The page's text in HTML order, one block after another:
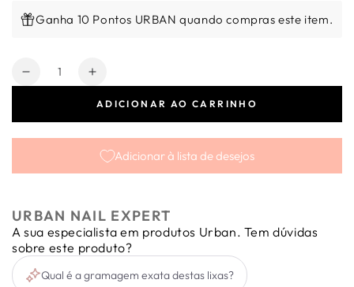
Ganha 10 Pontos URBAN quando compras este item.
Quantidade
Diminuir
Cartão
Mini
3mm
50
unidades
Aumentar
quantidade
de
Cartão
Mini
3mm
50
unidades
ADICIONAR AO CARRINHO
Adicionar à lista de desejos
URBAN NAIL EXPERT
A sua especialista em produtos Urban. Tem dúvidas
sobre este produto?
Qual é a gramagem exata destas lixas?